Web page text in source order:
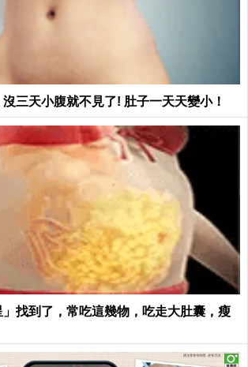
三天小腹就不見了! 肚子一天天變小！
找到了，常吃這幾物，吃走大肚囊，瘦